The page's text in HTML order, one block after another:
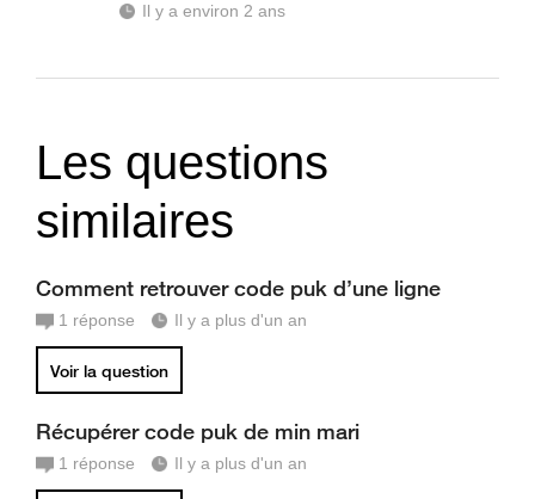
Il y a environ 2 ans
Les questions
similaires
Comment retrouver code puk d’une ligne
1 réponse Il y a plus d'un an
Voir la question
Récupérer code puk de min mari
1 réponse Il y a plus d'un an